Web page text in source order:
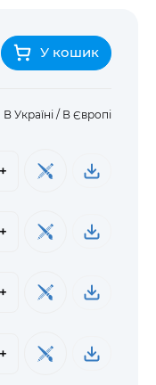
У кошик
В Україні / В Європі
+
+
+
+